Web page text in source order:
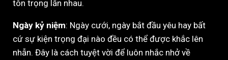
tôn trọng lẫn nhau.
Ngày kỷ niệm: Ngày cưới, ngày bắt đầu yêu hay bất
cứ sự kiện trọng đại nào đều có thể được khắc lên
nhẫn. Đây là cách tuyệt vời để luôn nhắc nhở về